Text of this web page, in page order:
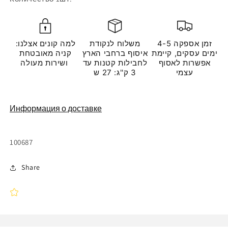
למה קונים אצלנו:
קניה מאובטחת
משלוח לנקודת
איסוף ברחבי הארץ
לחבילות קטנות עד
3 ק''ג: 27 ש
זמן אספקה 4-5
ימים עסקים, קיימת
אפשרות לאסוף
עצמי
Информация о доставке
Артикул:
100687
Share